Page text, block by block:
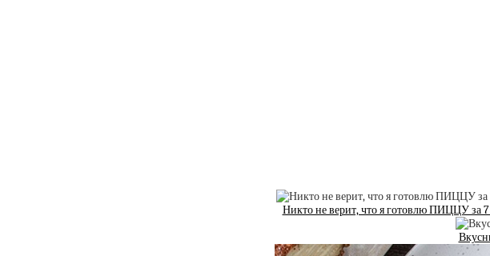
Никто не верит, что я готовлю ПИЦЦУ за 7